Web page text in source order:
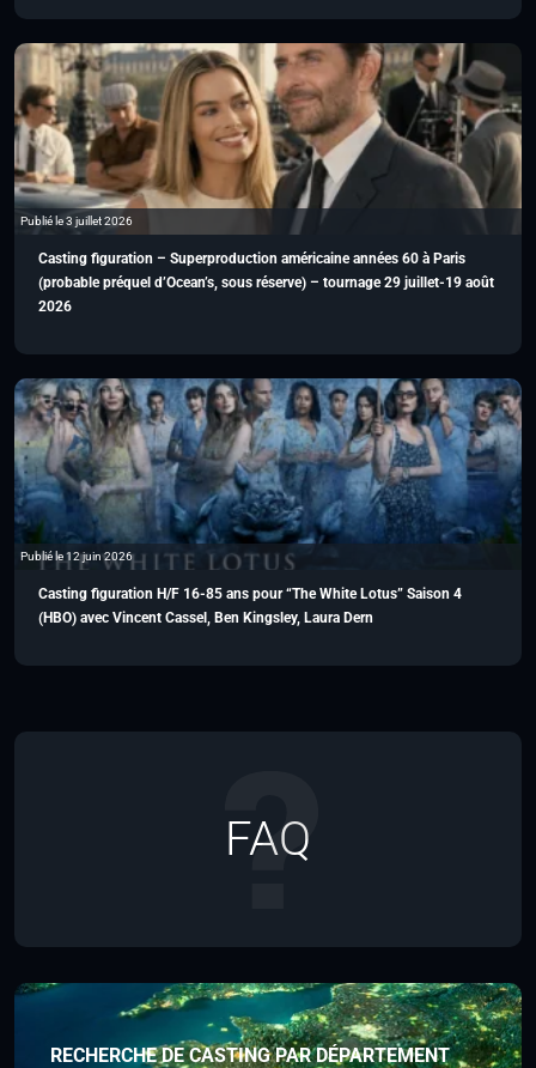
Publié le 3 juillet 2026
Casting figuration – Superproduction américaine années 60 à Paris
(probable préquel d’Ocean’s, sous réserve) – tournage 29 juillet-19 août
2026
Publié le 12 juin 2026
Casting figuration H/F 16-85 ans pour “The White Lotus” Saison 4
(HBO) avec Vincent Cassel, Ben Kingsley, Laura Dern
FAQ
RECHERCHE DE CASTING PAR DÉPARTEMENT